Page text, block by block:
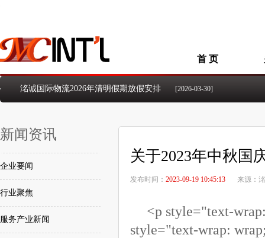
首 页
洺诚国际物流2026年清明假期放假安排 [2026-03-30]
洺诚国际物流2026年元旦假期放假安排[2026-01-01]
洺诚国际物流2024年国庆节放假安排的通知
2024年五一国际劳动节放假安排的通知 [2024-04-23]
洺诚国际物流2026年5.1国际劳动节放假安排
新闻资讯
企业要闻
行业聚焦
服务产业新闻
关于2023年中秋国
发布时间： 2023-09-19 10:45:13 来源：
<p style="text-
style="text-wrap: